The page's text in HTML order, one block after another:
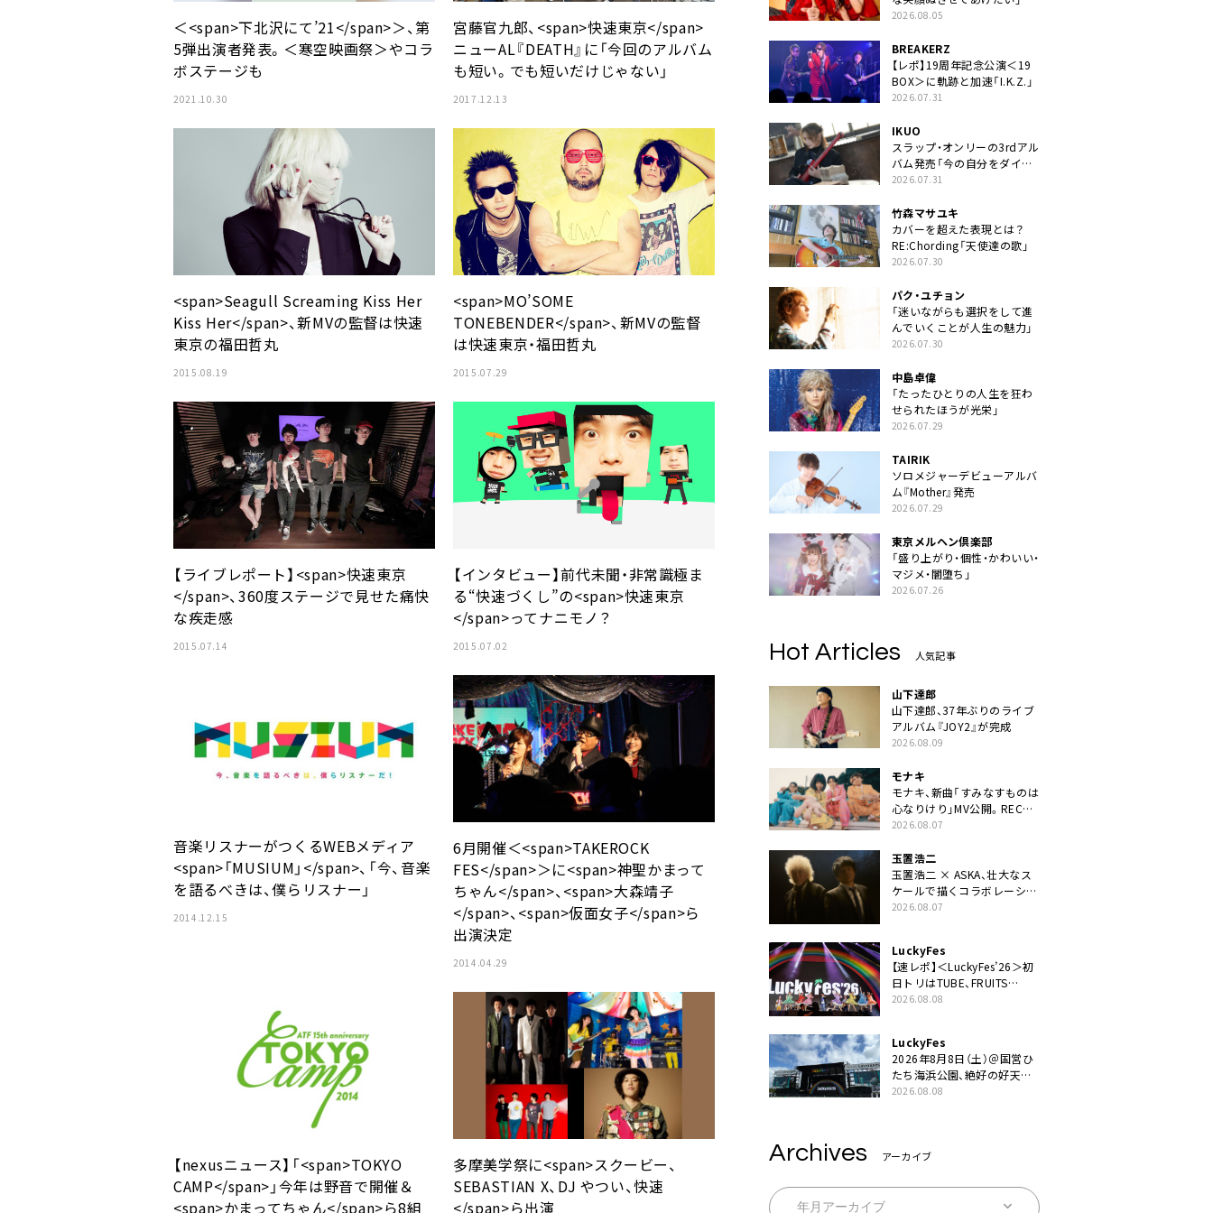
＜<span>下北沢にて’21</span>＞、第
5弾出演者発表。＜寒空映画祭＞やコラ
ボステージも
2021.10.30
宮藤官九郎、<span>快速東京</span>
ニューAL『DEATH』に「今回のアルバム
も短い。でも短いだけじゃない」
2017.12.13
<span>Seagull Screaming Kiss Her
Kiss Her</span>、新MVの監督は快速
東京の福田哲丸
2015.08.19
<span>MO’SOME
TONEBENDER</span>、新MVの監督
は快速東京・福田哲丸
2015.07.29
【ライブレポート】<span>快速東京
</span>、360度ステージで見せた痛快
な疾走感
2015.07.14
【インタビュー】前代未聞・非常識極ま
る“快速づくし”の<span>快速東京
</span>ってナニモノ？
2015.07.02
音楽リスナーがつくるWEBメディア
<span>「MUSIUM」</span>、「今、音楽
を語るべきは、僕らリスナー」
2014.12.15
6月開催＜<span>TAKEROCK
FES</span>＞に<span>神聖かまって
ちゃん</span>、<span>大森靖子
</span>、<span>仮面女子</span>ら
出演決定
2014.04.29
【nexusニュース】「<span>TOKYO
CAMP</span>」今年は野音で開催＆
<span>かまってちゃん</span>ら8組
多摩美学祭に<span>スクービー、
SEBASTIAN X、DJ やつい、快速
</span>ら出演
2026.08.05
BREAKERZ
【レポ】19周年記念公演＜19
BOX＞に軌跡と加速「I.K.Z.」
2026.07.31
IKUO
スラップ・オンリーの3rdアル
バム発売「今の自分をダイレ
クトに」
2026.07.31
竹森マサユキ
カバーを超えた表現とは？
RE:Chording「天使達の歌」
2026.07.30
パク・ユチョン
「迷いながらも選択をして進
んでいくことが人生の魅力」
2026.07.30
中島卓偉
「たったひとりの人生を狂わ
せられたほうが光栄」
2026.07.29
TAIRIK
ソロメジャーデビューアルバ
ム『Mother』発売
2026.07.29
東京メルヘン倶楽部
「盛り上がり・個性・かわいい・
マジメ・闇堕ち」
2026.07.26
Hot Articles 人気記事
山下達郎
山下達郎、37年ぶりのライブ
アルバム『JOY2』が完成
2026.08.09
モナキ
モナキ、新曲「すみなすものは
心なりけり」MV公開。RECの
ギターにEvery Little Thing・
2026.08.07
玉置浩二
玉置浩二 × ASKA、壮大なス
ケールで描くコラボレーショ
ン曲「音銀河」リリース決定。
2026.08.07
LuckyFes
【速レポ】＜LuckyFes’26＞初
日トリはTUBE、FRUITS
ZIPPERや綾小路翔、鬼龍院翔
うだい」
2026.08.08
LuckyFes
2026年8月8日（土）＠国営ひ
たち海浜公園、絶好の好天の
中＜LuckyFes’26＞開幕
2026.08.08
Archives アーカイブ